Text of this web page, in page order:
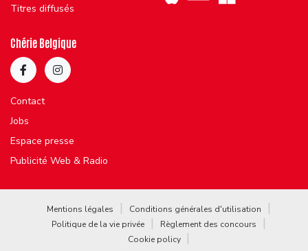
Titres diffusés
Chérie Belgique
Contact
Jobs
Espace presse
Publicité Web & Radio
Mentions légales
Conditions générales d'utilisation
Politique de la vie privée
Règlement des concours
Cookie policy